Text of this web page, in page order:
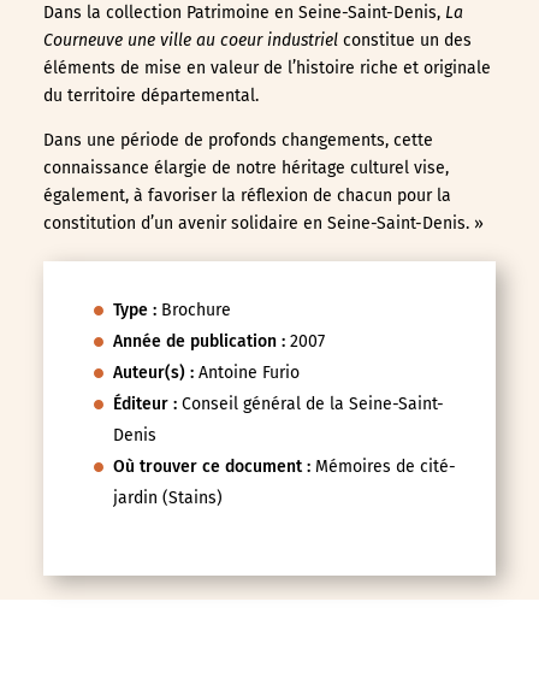
Dans la collection Patrimoine en Seine-Saint-Denis, La
Courneuve une ville au coeur industrielconstitue un des
éléments de mise en valeur de l’histoire riche et originale
du territoire départemental.
Dans une période de profonds changements, cette
connaissance élargie de notre héritage culturel vise,
également, à favoriser la réflexion de chacun pour la
constitution d’un avenir solidaire en Seine-Saint-Denis. »
Type : Brochure
Année de publication : 2007
Auteur(s) : Antoine Furio
Éditeur : Conseil général de la Seine-Saint-
Denis
Où trouver ce document : Mémoires de cité-
jardin (Stains)